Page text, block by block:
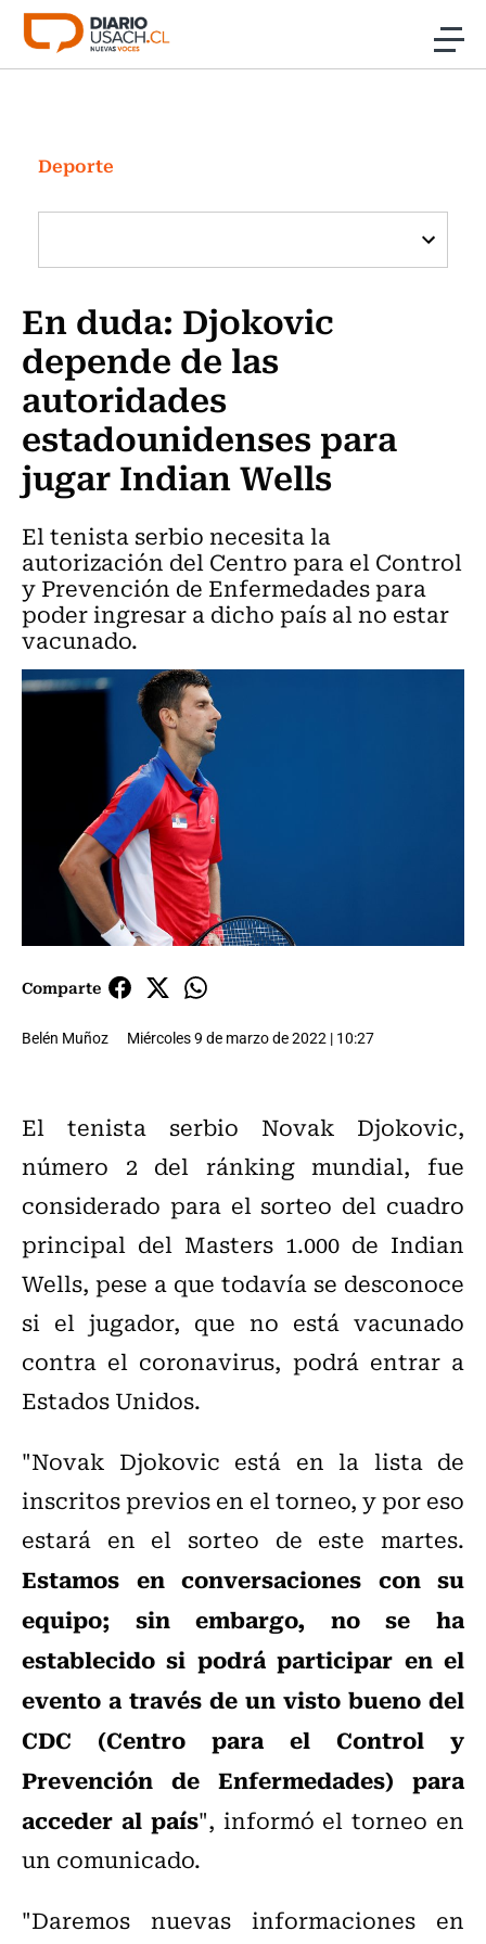
Click acá para ir directamente al contenido
Investigación
Cultura
Programas Radio y TV Usach
Deporte
En duda: Djokovic
depende de las
autoridades
estadounidenses para
jugar Indian Wells
El tenista serbio necesita la
autorización del Centro para el Control
y Prevención de Enfermedades para
poder ingresar a dicho país al no estar
vacunado.
Comparte
Belén Muñoz Miércoles 9 de marzo de 2022 | 10:27
El tenista serbio Novak Djokovic,
número 2 del ránking mundial, fue
considerado para el sorteo del cuadro
principal del Masters 1.000 de Indian
Wells, pese a que todavía se desconoce
si el jugador, que no está vacunado
contra el coronavirus, podrá entrar a
Estados Unidos.
"Novak Djokovic está en la lista de
inscritos previos en el torneo, y por eso
estará en el sorteo de este martes.
Estamos en conversaciones con su
equipo; sin embargo, no se ha
establecido si podrá participar en el
evento a través de un visto bueno del
CDC (Centro para el Control y
Prevención de Enfermedades) para
acceder al país", informó el torneo en
un comunicado.
"Daremos nuevas informaciones en